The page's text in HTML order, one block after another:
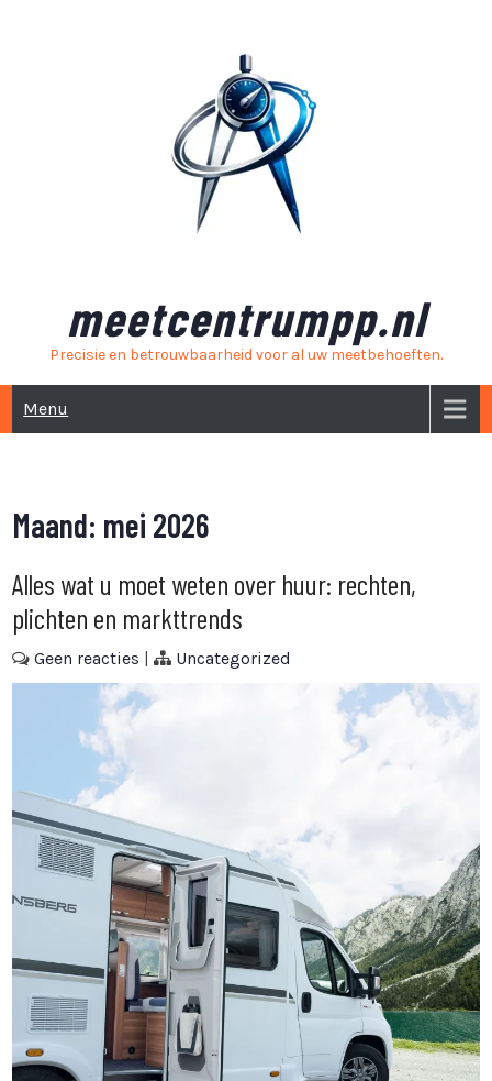
meetcentrumpp.nl
Precisie en betrouwbaarheid voor al uw meetbehoeften.
Menu
Maand: mei 2026
Alles wat u moet weten over huur: rechten,
plichten en markttrends
Geen reacties | Uncategorized